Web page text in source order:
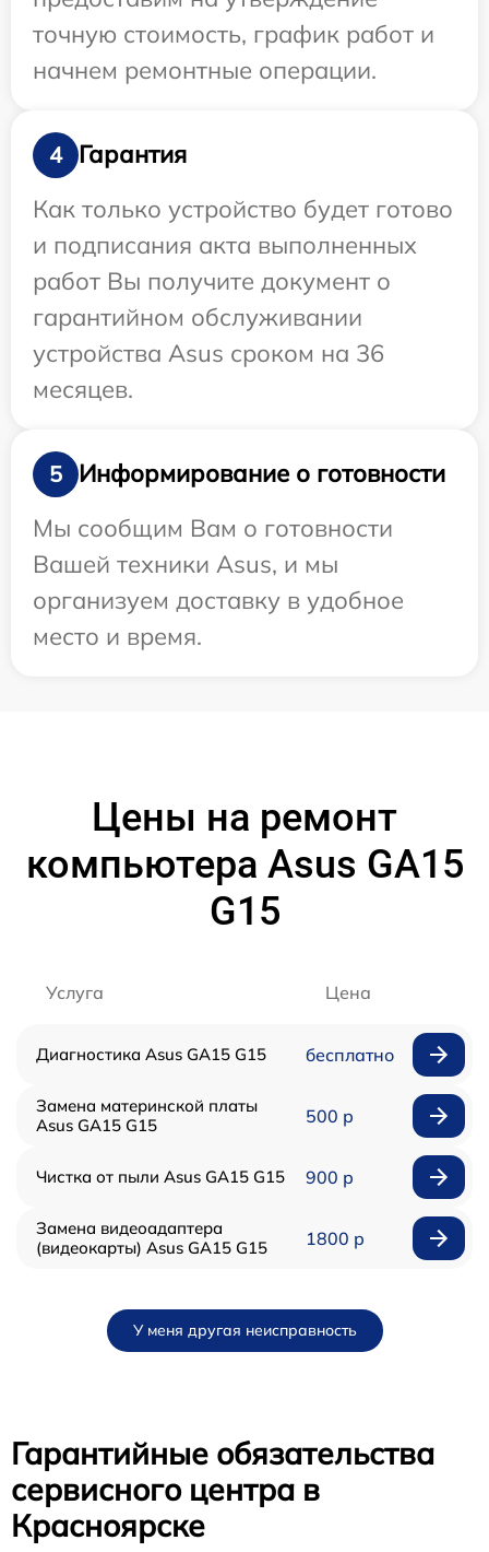
точную стоимость, график работ и
начнем ремонтные операции.
4
Гарантия
Как только устройство будет готово
и подписания акта выполненных
работ Вы получите документ о
гарантийном обслуживании
устройства Asus сроком на 36
месяцев.
5
Информирование о готовности
Мы сообщим Вам о готовности
Вашей техники Asus, и мы
организуем доставку в удобное
место и время.
Цены на ремонт
компьютера Asus GA15
G15
Услуга Цена
Диагностика Asus GA15 G15 бесплатно
Замена материнской платы
Asus GA15 G15
500 р
Чистка от пыли Asus GA15 G15 900 р
Замена видеоадаптера
(видеокарты) Asus GA15 G15
1800 р
У меня другая неисправность
Гарантийные обязательства
сервисного центра в
Красноярске